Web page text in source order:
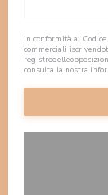
In conformità al
commerciali
consulta la nostra